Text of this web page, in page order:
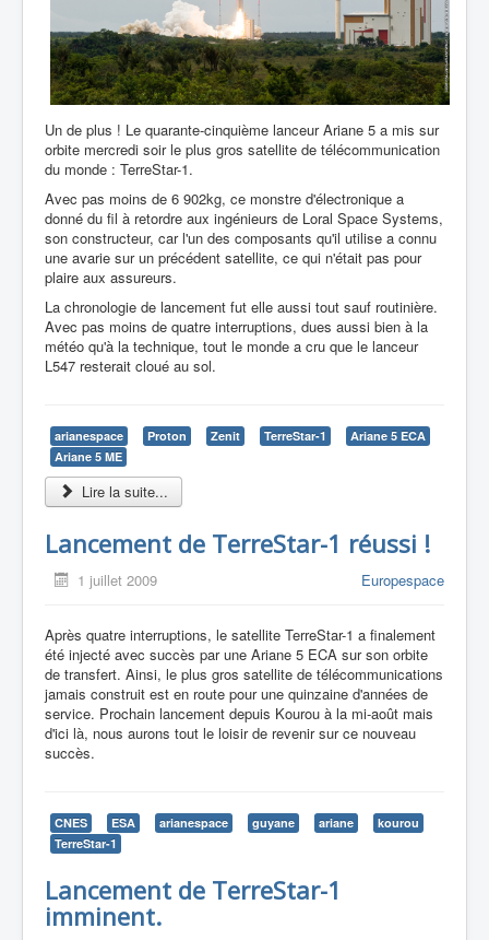
Un de plus ! Le quarante-cinquième lanceur Ariane 5 a mis sur
orbite mercredi soir le plus gros satellite de télécommunication
du monde : TerreStar-1.
Avec pas moins de 6 902kg, ce monstre d'électronique a
donné du fil à retordre aux ingénieurs de Loral Space Systems,
son constructeur, car l'un des composants qu'il utilise a connu
une avarie sur un précédent satellite, ce qui n'était pas pour
plaire aux assureurs.
La chronologie de lancement fut elle aussi tout sauf routinière.
Avec pas moins de quatre interruptions, dues aussi bien à la
météo qu'à la technique, tout le monde a cru que le lanceur
L547 resterait cloué au sol.
arianespace Proton Zenit TerreStar-1
Ariane 5 ECA
Ariane 5 ME
Lire la suite...
Lancement de TerreStar-1 réussi !
1 juillet 2009 Europespace
Après quatre interruptions, le satellite TerreStar-1 a finalement
été injecté avec succès par une Ariane 5 ECA sur son orbite
de transfert. Ainsi, le plus gros satellite de télécommunications
jamais construit est en route pour une quinzaine d'années de
service. Prochain lancement depuis Kourou à la mi-août mais
d'ici là, nous aurons tout le loisir de revenir sur ce nouveau
succès.
CNES ESA arianespace guyane ariane
kourou
TerreStar-1
Lancement de TerreStar-1
imminent.